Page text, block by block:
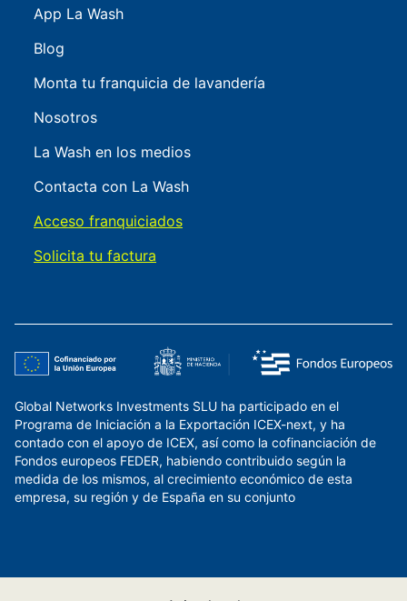
App La Wash
Blog
Monta tu franquicia de lavandería
Nosotros
La Wash en los medios
Contacta con La Wash
Acceso franquiciados
Solicita tu factura
Global Networks Investments SLU ha participado en el
Programa de Iniciación a la Exportación ICEX-next, y ha
contado con el apoyo de ICEX, así como la cofinanciación de
Fondos europeos FEDER, habiendo contribuido según la
medida de los mismos, al crecimiento económico de esta
empresa, su región y de España en su conjunto